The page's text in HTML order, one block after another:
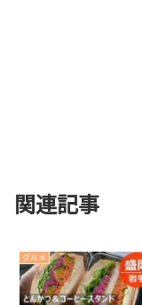
関連記事
グルメ